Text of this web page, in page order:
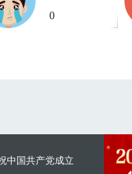
0
中国共产党成立